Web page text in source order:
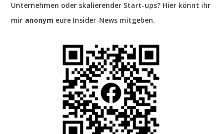
Unternehmen oder skalierender Start-ups? Hier könnt ihr
mir anonym eure Insider-News mitgeben.